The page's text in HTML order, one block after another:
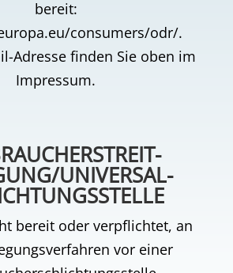
bereit:
consumers/odr/.
Adresse finden Sie oben im
Impressum.
UNIVERSAL­
bereit oder verpflichtet, an
vor einer